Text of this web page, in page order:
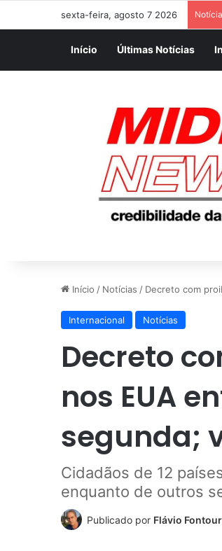
sexta-feira, agosto 7 2026
Início Últimas Notícias
Início / Notícias / Decreto com
Internacional Notícias
Decreto
nos EUA
segunda;
Cidadãos de 12
enquanto de outros
Publicado por Flávio